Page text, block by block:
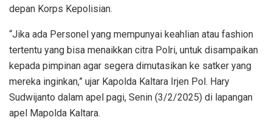
depan Korps Kepolisian.
“Jika ada Personel yang mempunyai keahlian atau fashion
tertentu yang bisa menaikkan citra Polri, untuk disampaikan
kepada pimpinan agar segera dimutasikan ke satker yang
mereka inginkan,” ujar Kapolda Kaltara Irjen Pol. Hary
Sudwijanto dalam apel pagi, Senin (3/2/2025) di lapangan
apel Mapolda Kaltara.